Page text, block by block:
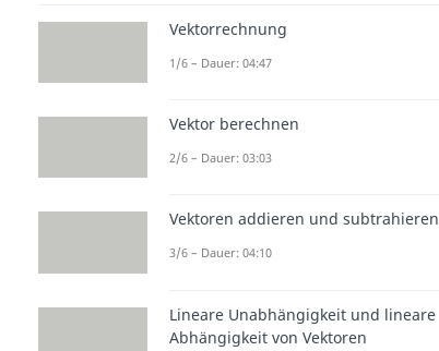
Vektorrechnung
1/6 – Dauer: 04:47
Vektor berechnen
2/6 – Dauer: 03:03
Vektoren addieren und subtrahieren
3/6 – Dauer: 04:10
Lineare Unabhängigkeit und lineare
Abhängigkeit von Vektoren